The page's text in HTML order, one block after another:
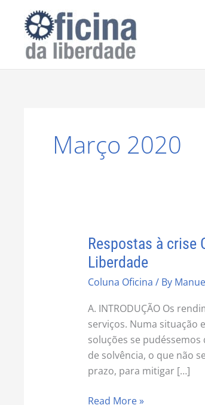
content
Março 2020
Respostas à crise
Liberdade
Coluna Oficina / By
A. INTRODUÇÃO Os
serviços. Numa situação
soluções se
de solvência, o que não
prazo, para mitigar […]
Respostas
à
Covid-
19
|
Um
manifesto
da
da
Read More »